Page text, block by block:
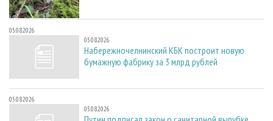
05.08.2026
05.08.2026
Набережночелнинский КБК построит новую
бумажную фабрику за 3 млрд рублей
05.08.2026
05.08.2026